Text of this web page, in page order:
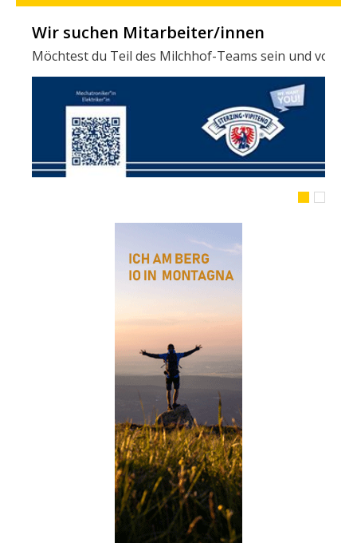
Wir suchen Mitarbeiter/innen
Möchtest du Teil des Milchhof-Teams sein und von